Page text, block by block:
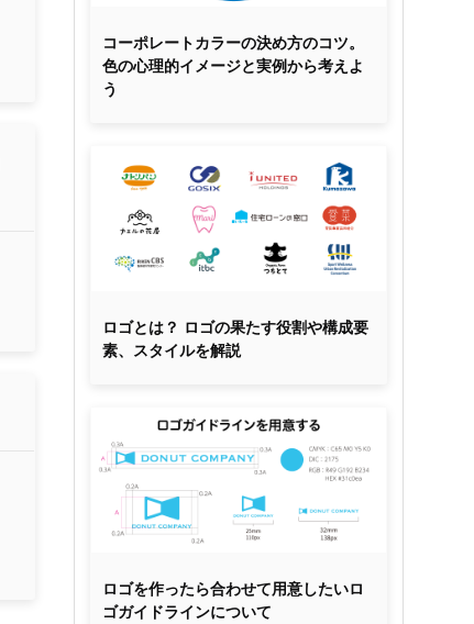
コーポレートカラーの決め方のコツ。
色の心理的イメージと実例から考えよ
う
ロゴとは？ ロゴの果たす役割や構成要
素、スタイルを解説
ロゴを作ったら合わせて用意したいロ
ゴガイドラインについて